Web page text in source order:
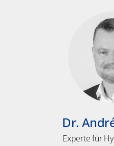
Dr.
Experte für